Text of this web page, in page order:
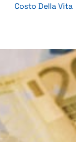
Costo Della Vita